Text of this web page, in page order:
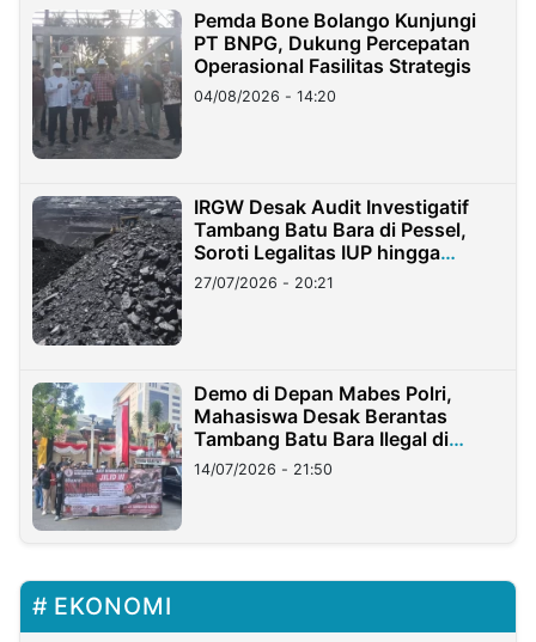
Pemda Bone Bolango Kunjungi
PT BNPG, Dukung Percepatan
Operasional Fasilitas Strategis
04/08/2026 - 14:20
IRGW Desak Audit Investigatif
Tambang Batu Bara di Pessel,
Soroti Legalitas IUP hingga
Stockpile
27/07/2026 - 20:21
Demo di Depan Mabes Polri,
Mahasiswa Desak Berantas
Tambang Batu Bara Ilegal di
Lampung
14/07/2026 - 21:50
EKONOMI